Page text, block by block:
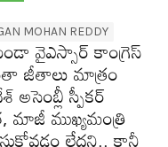
MOHAN REDDY
వైఎస్సార్ కాంగ్రెస్
జీతాలు మాత్రం
అసెంబ్లీ స్పీక‌ర్
మాజీ ముఖ్య‌మంత్రి